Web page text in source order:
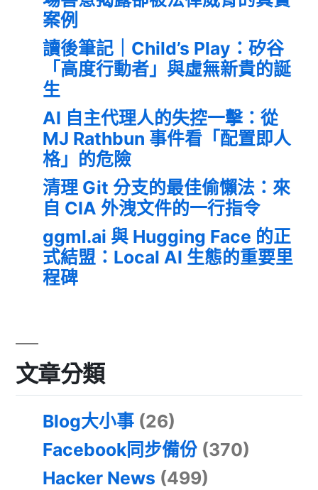
案例
讀後筆記｜Child’s Play：矽谷
「高度行動者」與虛無新貴的誕
生
AI 自主代理人的失控一擊：從
MJ Rathbun 事件看「配置即人
格」的危險
清理 Git 分支的最佳偷懶法：來
自 CIA 外洩文件的一行指令
ggml.ai 與 Hugging Face 的正
式結盟：Local AI 生態的重要里
程碑
文章分類
Blog大小事 (26)
Facebook同步備份 (370)
Hacker News (499)